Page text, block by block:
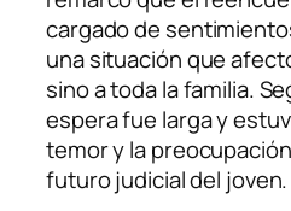
cargado de
una situación que
sino a toda la familia.
espera fue larga y
temor y la
futuro judicial del joven.